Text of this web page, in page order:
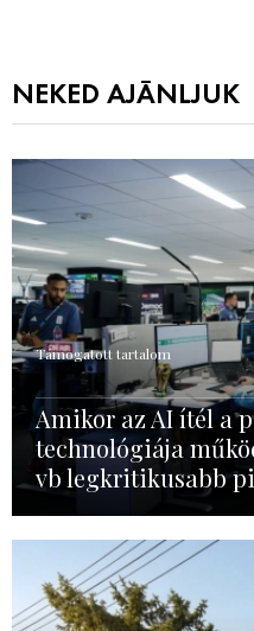
NEKED AJÁNLJUK
Támogatott tartalom
Amikor az AI ítél a
technológiája
vb legkritikusabb